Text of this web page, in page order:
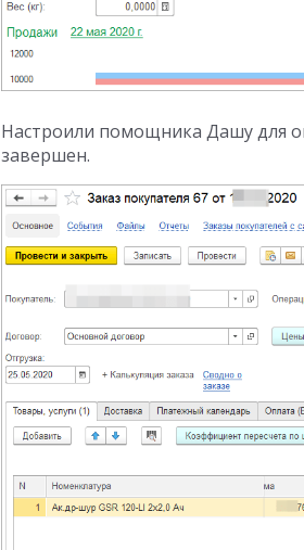
Настроили помощника Дашу для
завершен.